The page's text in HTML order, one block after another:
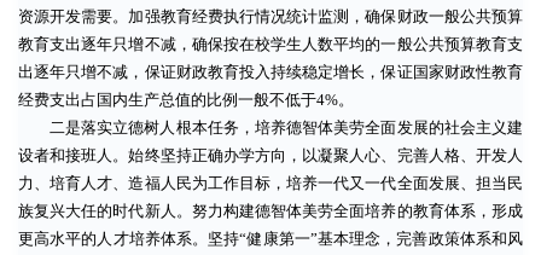
资源开发需要。加强教育经费执行情况统计监测，确保财政一般公共预算
教育支出逐年只增不减，确保按在校学生人数平均的一般公共预算教育支
出逐年只增不减，保证财政教育投入持续稳定增长，保证国家财政性教育
经费支出占国内生产总值的比例一般不低于4%。
二是落实立德树人根本任务，培养德智体美劳全面发展的社会主义建
设者和接班人。始终坚持正确办学方向，以凝聚人心、完善人格、开发人
力、培育人才、造福人民为工作目标，培养一代又一代全面发展、担当民
族复兴大任的时代新人。努力构建德智体美劳全面培养的教育体系，形成
更高水平的人才培养体系。坚持“健康第一”基本理念，完善政策体系和风